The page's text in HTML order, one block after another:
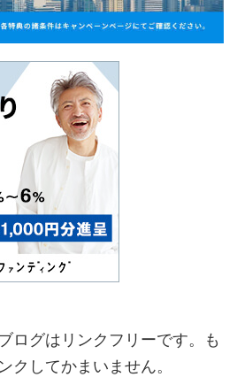
ログはリンクフリーです。も
クしてかまいません。